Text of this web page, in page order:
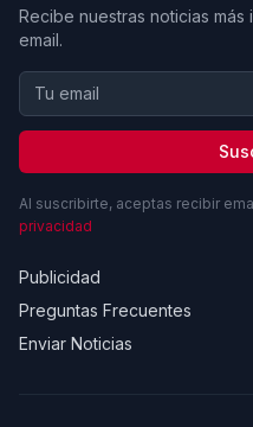
Recibe nuestras noticias
email.
Al suscribirte, aceptas recibir
privacidad
Publicidad
Preguntas Frecuentes
Enviar Noticias